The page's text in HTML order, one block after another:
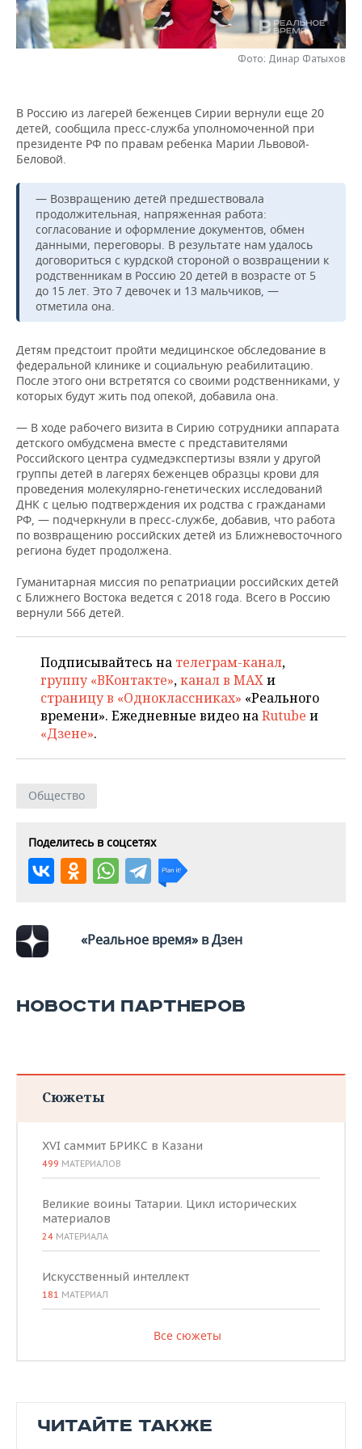
НЕФТЕХИМИЯ
НЕФТЬ
ЭНЕРГЕТИКА
РОЗНИЧНАЯ ТОРГОВЛЯ
НОВОСТИ ТЕХНОЛОГИЙ
ТЕЛЕКОММУНИКАЦИИ
МЕРОПРИЯТИЯ
ВЫЕЗДНАЯ РЕДАКЦИЯ
БИЗНЕС-БРАНЧИ
ONLINE-КОНФЕРЕНЦИИ
ОТКРЫТАЯ ЛЕКЦИЯ
ФУТБОЛ
ХОККЕЙ
БАСКЕТБОЛ
ВОЛЕЙБОЛ
КИБЕРСПОРТ
ВОДНЫЕ ВИДЫ СПОРТА
ХОККЕЙ С МЯЧОМ
ОБЩЕСТВО
НОВОСТИ ОБЩЕСТВА
ВЛАСТЬ
ИНФРАСТРУКТУРА
ИСТОРИЯ
КУЛЬТУРА
ОБРАЗОВАНИЕ
ПРОИСШЕСТВИЯ
ФОТОГАЛЕРЕЯ
СЮЖЕТЫ
СПРАВОЧНИК
СПИСОК ПЕРСОН
СПИСОК КОМПАНИЙ
ПОЛНАЯ ВЕРСИЯ
Фото: Динар Фатыхов
В Россию из лагерей беженцев Сирии вернули еще 20
детей, сообщила пресс-служба уполномоченной при
президенте РФ по правам ребенка Марии Львовой-
Беловой.
— Возвращению детей предшествовала
продолжительная, напряженная работа:
согласование и оформление документов, обмен
данными, переговоры. В результате нам удалось
договориться с курдской стороной о возвращении к
родственникам в Россию 20 детей в возрасте от 5
до 15 лет. Это 7 девочек и 13 мальчиков, —
отметила она.
Детям предстоит пройти медицинское обследование в
федеральной клинике и социальную реабилитацию.
После этого они встретятся со своими родственниками, у
которых будут жить под опекой, добавила она.
— В ходе рабочего визита в Сирию сотрудники аппарата
детского омбудсмена вместе с представителями
Российского центра судмедэкспертизы взяли у другой
группы детей в лагерях беженцев образцы крови для
проведения молекулярно-генетических исследований
ДНК с целью подтверждения их родства с гражданами
РФ, — подчеркнули в пресс-службе, добавив, что работа
по возвращению российских детей из Ближневосточного
региона будет продолжена.
Гуманитарная миссия по репатриации российских детей
с Ближнего Востока ведется с 2018 года. Всего в Россию
вернули 566 детей.
Подписывайтесь на телеграм-канал,
группу «ВКонтакте»,канал в MAXи
страницу в «Одноклассниках» «Реального
времени». Ежедневные видео наRutube и
«Дзене».
Общество
Поделитесь в соцсетях
«Реальное время» в Дзен
НОВОСТИ ПАРТНЕРОВ
Сюжеты
XVI саммит БРИКС в Казани
499 МАТЕРИАЛОВ
Великие воины Татарии. Цикл исторических
материалов
24 МАТЕРИАЛА
Искусственный интеллект
181 МАТЕРИАЛ
Все сюжеты
ЧИТАЙТЕ ТАКЖЕ